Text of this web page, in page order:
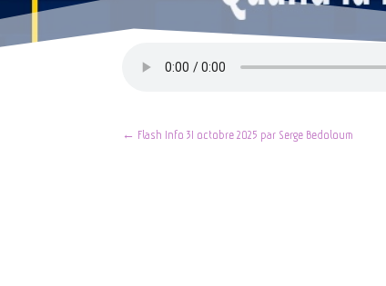
← Flash Info 31 octobre 2025 par Serge Bedoloum